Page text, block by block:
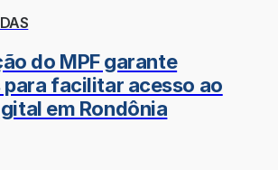
do MPF garante
facilitar acesso ao
em Rondônia